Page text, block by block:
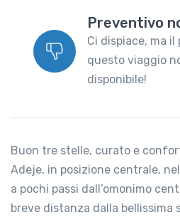
Preventivo
Ci dispiace, ma
questo viaggio
disponibile!
Buon tre stelle, curato e
Adeje, in posizione centrale,
a pochi passi dall’omonimo
breve distanza dalla bellissima